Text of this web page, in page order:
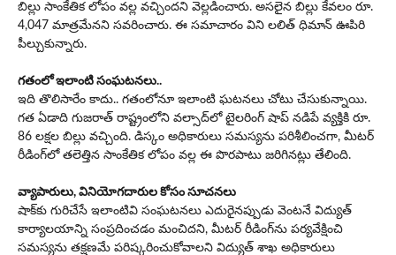
బిల్లు సాంకేతిక లోపం వల్ల వచ్చిందని వెల్లడించారు. అసలైన బిల్లు కేవలం రూ.
4,047 మాత్రమేనని సవరించారు. ఈ సమాచారం విని లలిత్ ధిమాన్ ఊపిరి
పీల్చుకున్నారు.
గతంలో ఇలాంటి సంఘటనలు..
ఇది తొలిసారేం కాదు.. గ‌తంలోనూ ఇలాంటి ఘ‌ట‌న‌లు చోటు చేసుకున్నాయి.
గత ఏడాది గుజరాత్ రాష్ట్రంలోని వల్సాద్‌లో టైలరింగ్ షాప్ నడిపే వ్యక్తికి రూ.
86 లక్షల బిల్లు వచ్చింది. డిస్కం అధికారులు సమస్యను పరిశీలించగా, మీటర్
రీడింగ్‌లో తలెత్తిన సాంకేతిక లోపం వల్ల ఈ పొరపాటు జరిగినట్లు తేలింది.
వ్యాపారులు, వినియోగదారుల కోసం సూచనలు
షాక్‌కు గురిచేసే ఇలాంటివి సంఘ‌ట‌న‌లు ఎదురైనప్పుడు వెంటనే విద్యుత్
కార్యాలయాన్ని సంప్రదించడం మంచిదని, మీటర్ రీడింగ్‌ను పర్యవేక్షించి
సమస్యను తక్షణమే పరిష్కరించుకోవాలని విద్యుత్ శాఖ అధికారులు